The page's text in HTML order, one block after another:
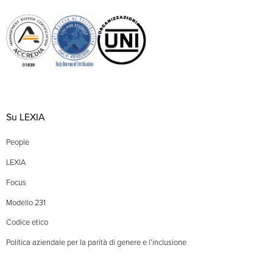
Su LEXIA
People
LEXIA
Focus
Modello 231
Codice etico
Politica aziendale per la parità di genere e l’inclusione